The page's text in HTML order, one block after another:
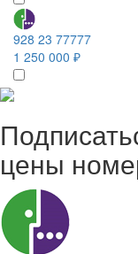
928 23 77777
1 250 000 ₽
цены